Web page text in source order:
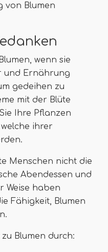
von Blumen
wenn sie
und Ernährung
gedeihen zu
mit der Blüte
Ihre Pflanzen
ihrer
Menschen nicht die
Abendessen und
Weise haben
Fähigkeit, Blumen
Blumen durch: